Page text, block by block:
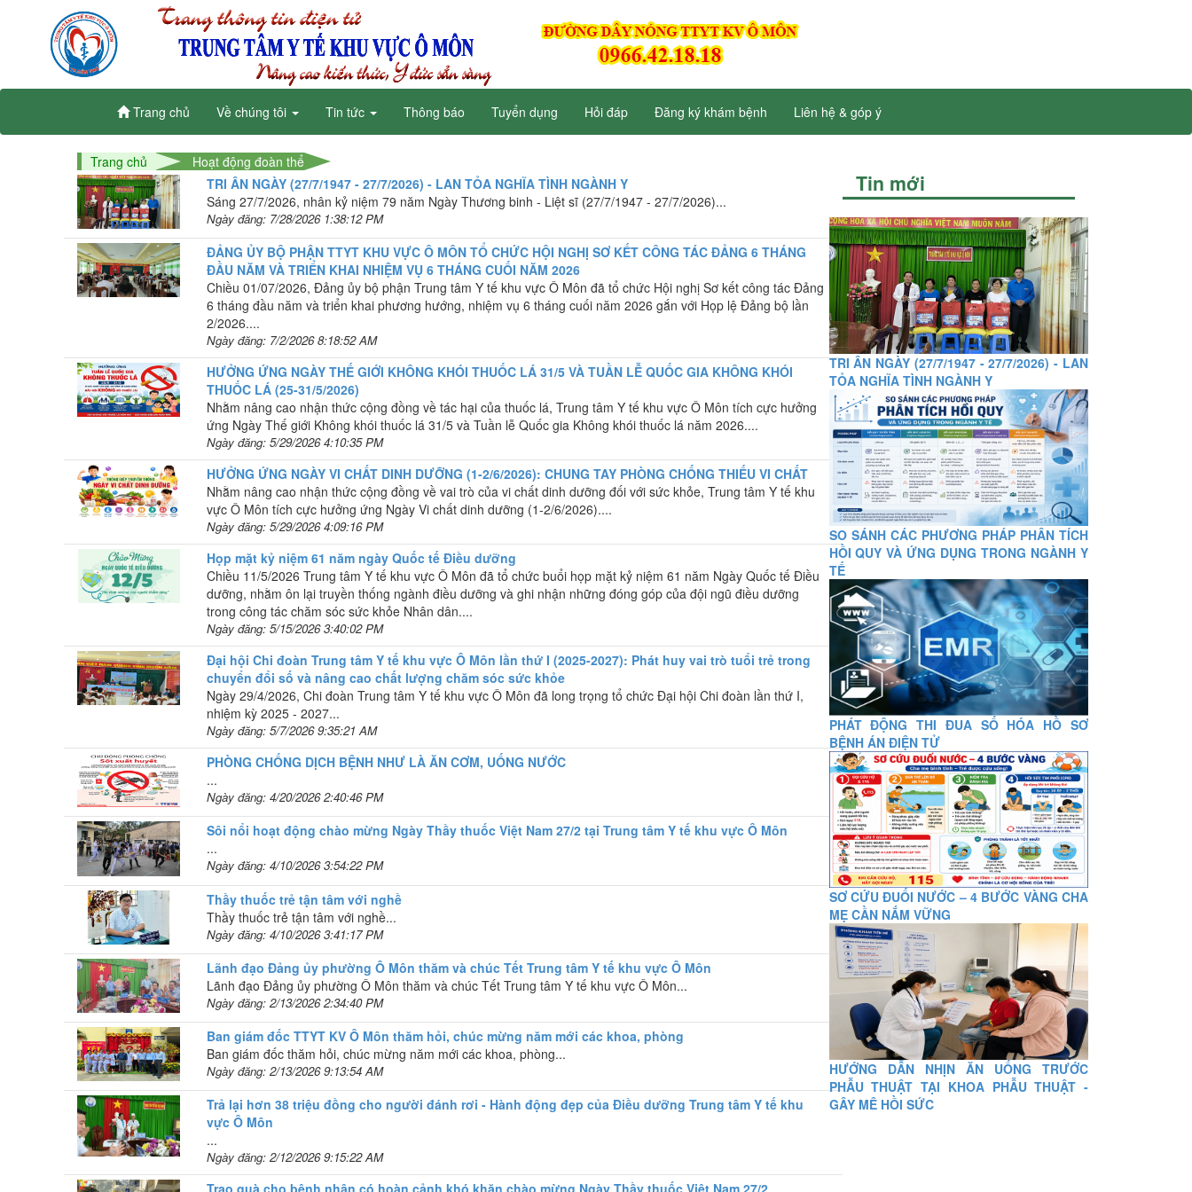
Trang chủ Về chúng tôi Tin tức Thông báo Tuyển dụng Hỏi đáp Đăng ký khám bệnh Liên hệ & góp ý
Trang chủ
Hoạt động đoàn thể
TRI ÂN NGÀY (27/7/1947 - 27/7/2026) - LAN TỎA NGHĨA TÌNH NGÀNH Y
Sáng 27/7/2026, nhân kỷ niệm 79 năm Ngày Thương binh - Liệt sĩ (27/7/1947 - 27/7/2026)...
Ngày đăng: 7/28/2026 1:38:12 PM
ĐẢNG ỦY BỘ PHẬN TTYT KHU VỰC Ô MÔN TỔ CHỨC HỘI NGHỊ SƠ KẾT CÔNG TÁC ĐẢNG 6 THÁNG
ĐẦU NĂM VÀ TRIỂN KHAI NHIỆM VỤ 6 THÁNG CUỐI NĂM 2026
Chiều 01/07/2026, Đảng ủy bộ phận Trung tâm Y tế khu vực Ô Môn đã tổ chức Hội nghị Sơ kết công tác Đảng
6 tháng đầu năm và triển khai phương hướng, nhiệm vụ 6 tháng cuối năm 2026 gắn với Họp lệ Đảng bộ lần
2/2026....
Ngày đăng: 7/2/2026 8:18:52 AM
HƯỞNG ỨNG NGÀY THẾ GIỚI KHÔNG KHÓI THUỐC LÁ 31/5 VÀ TUẦN LỄ QUỐC GIA KHÔNG KHÓI
THUỐC LÁ (25-31/5/2026)
Nhằm nâng cao nhận thức cộng đồng về tác hại của thuốc lá, Trung tâm Y tế khu vực Ô Môn tích cực hưởng
ứng Ngày Thế giới Không khói thuốc lá 31/5 và Tuần lễ Quốc gia Không khói thuốc lá năm 2026....
Ngày đăng: 5/29/2026 4:10:35 PM
HƯỞNG ỨNG NGÀY VI CHẤT DINH DƯỠNG (1-2/6/2026): CHUNG TAY PHÒNG CHỐNG THIẾU VI CHẤT
Nhằm nâng cao nhận thức cộng đồng về vai trò của vi chất dinh dưỡng đối với sức khỏe, Trung tâm Y tế khu
vực Ô Môn tích cực hưởng ứng Ngày Vi chất dinh dưỡng (1-2/6/2026)....
Ngày đăng: 5/29/2026 4:09:16 PM
Họp mặt kỷ niệm 61 năm ngày Quốc tế Điều dưỡng
Chiều 11/5/2026 Trung tâm Y tế khu vực Ô Môn đã tổ chức buổi họp mặt kỷ niệm 61 năm Ngày Quốc tế Điều
dưỡng, nhằm ôn lại truyền thống ngành điều dưỡng và ghi nhận những đóng góp của đội ngũ điều dưỡng
trong công tác chăm sóc sức khỏe Nhân dân....
Ngày đăng: 5/15/2026 3:40:02 PM
Đại hội Chi đoàn Trung tâm Y tế khu vực Ô Môn lần thứ I (2025-2027): Phát huy vai trò tuổi trẻ trong
chuyển đổi số và nâng cao chất lượng chăm sóc sức khỏe
Ngày 29/4/2026, Chi đoàn Trung tâm Y tế khu vực Ô Môn đã long trọng tổ chức Đại hội Chi đoàn lần thứ I,
nhiệm kỳ 2025 - 2027...
Ngày đăng: 5/7/2026 9:35:21 AM
PHÒNG CHỐNG DỊCH BỆNH NHƯ LÀ ĂN CƠM, UỐNG NƯỚC
...
Ngày đăng: 4/20/2026 2:40:46 PM
Sôi nổi hoạt động chào mừng Ngày Thầy thuốc Việt Nam 27/2 tại Trung tâm Y tế khu vực Ô Môn
...
Ngày đăng: 4/10/2026 3:54:22 PM
Thầy thuốc trẻ tận tâm với nghề
Thầy thuốc trẻ tận tâm với nghề...
Ngày đăng: 4/10/2026 3:41:17 PM
Lãnh đạo Đảng ủy phường Ô Môn thăm và chúc Tết Trung tâm Y tế khu vực Ô Môn
Lãnh đạo Đảng ủy phường Ô Môn thăm và chúc Tết Trung tâm Y tế khu vực Ô Môn...
Ngày đăng: 2/13/2026 2:34:40 PM
Ban giám đốc TTYT KV Ô Môn thăm hỏi, chúc mừng năm mới các khoa, phòng
Ban giám đốc thăm hỏi, chúc mừng năm mới các khoa, phòng...
Ngày đăng: 2/13/2026 9:13:54 AM
Trả lại hơn 38 triệu đồng cho người đánh rơi - Hành động đẹp của Điều dưỡng Trung tâm Y tế khu
vực Ô Môn
...
Ngày đăng: 2/12/2026 9:15:22 AM
Tin mới
TRI ÂN NGÀY (27/7/1947 - 27/7/2026) - LAN
TỎA NGHĨA TÌNH NGÀNH Y
SO SÁNH CÁC PHƯƠNG PHÁP PHÂN TÍCH
HỒI QUY VÀ ỨNG DỤNG TRONG NGÀNH Y
TẾ
PHÁT ĐỘNG THI ĐUA SỐ HÓA HỒ SƠ
BỆNH ÁN ĐIỆN TỬ
SƠ CỨU ĐUỐI NƯỚC – 4 BƯỚC VÀNG CHA
MẸ CẦN NẮM VỮNG
HƯỚNG DẪN NHỊN ĂN UỐNG TRƯỚC
PHẪU THUẬT TẠI KHOA PHẪU THUẬT -
GÂY MÊ HỒI SỨC